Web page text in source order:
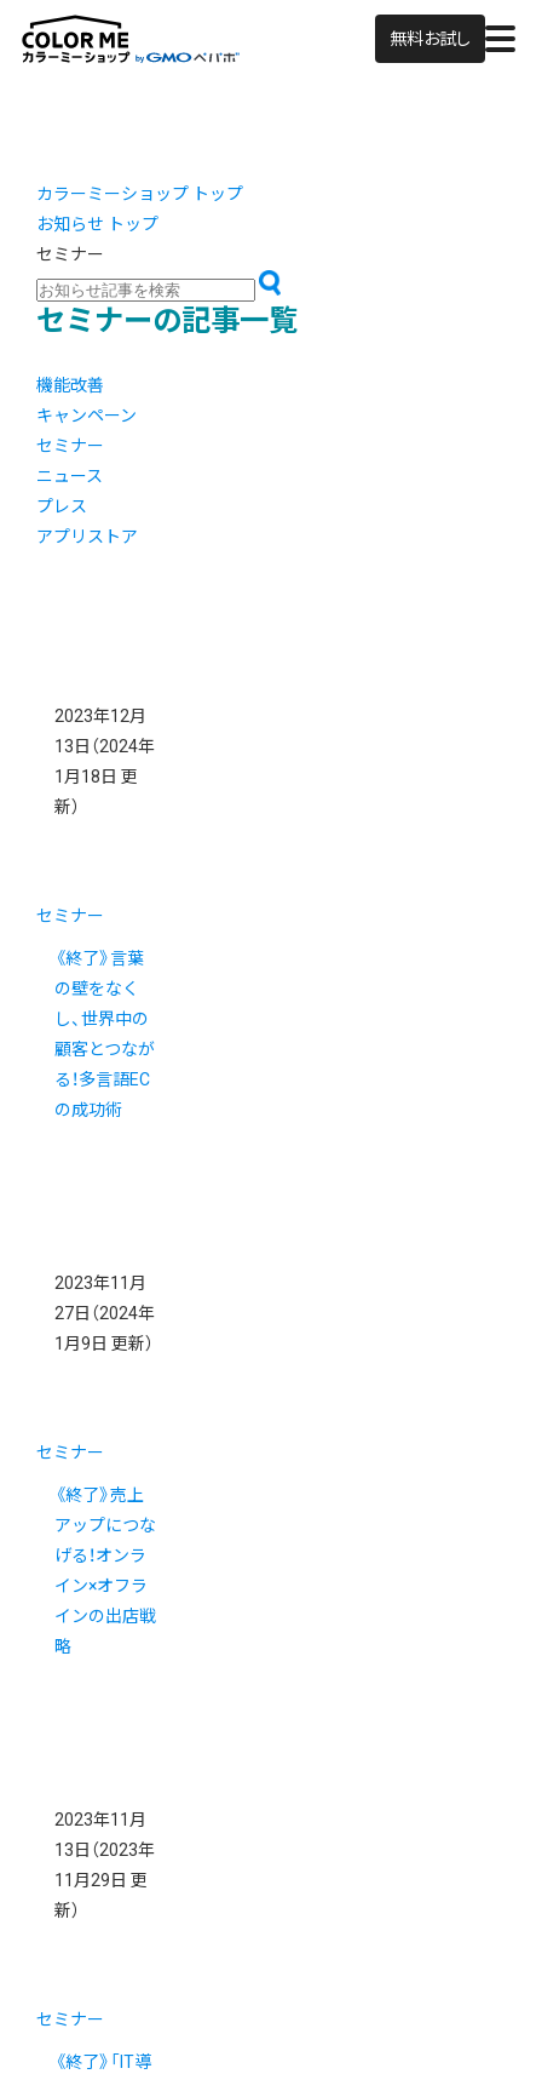
無料お試し
カラーミーショップ トップ
お知らせ トップ
セミナー
セミナーの記事一覧
機能改善
キャンペーン
セミナー
ニュース
プレス
アプリストア
2023年12月
13日 （2024年
1月18日 更
新）
セミナー
《終了》言葉
の壁をなく
し、世界中の
顧客とつなが
る！多言語EC
の成功術
2023年11月
27日 （2024年
1月9日 更新）
セミナー
《終了》売上
アップにつな
げる！オンラ
イン×オフラ
インの出店戦
略
2023年11月
13日 （2023年
11月29日 更
新）
セミナー
《終了》「IT導